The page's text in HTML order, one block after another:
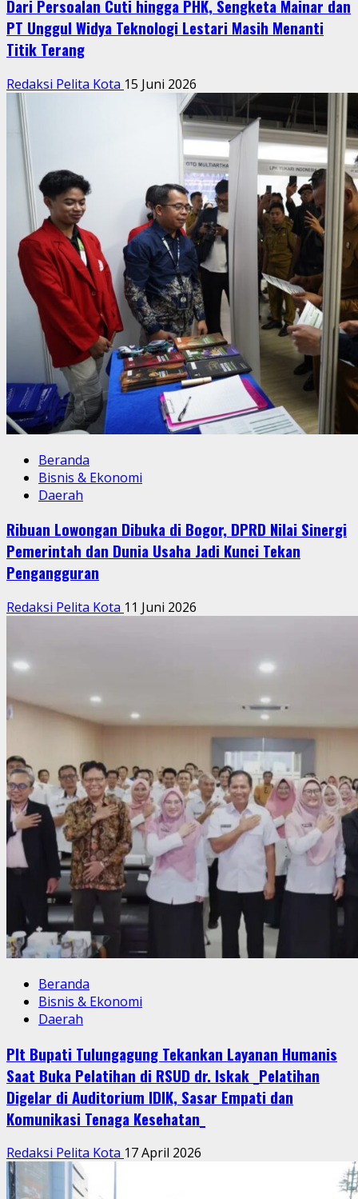
Dari Persoalan Cuti hingga PHK, Sengketa Mainar dan
PT Unggul Widya Teknologi Lestari Masih Menanti
Titik Terang
Redaksi Pelita Kota 15 Juni 2026
Beranda
Bisnis & Ekonomi
Daerah
Ribuan Lowongan Dibuka di Bogor, DPRD Nilai Sinergi
Pemerintah dan Dunia Usaha Jadi Kunci Tekan
Pengangguran
Redaksi Pelita Kota 11 Juni 2026
Beranda
Bisnis & Ekonomi
Daerah
Plt Bupati Tulungagung Tekankan Layanan Humanis
Saat Buka Pelatihan di RSUD dr. Iskak _Pelatihan
Digelar di Auditorium IDIK, Sasar Empati dan
Komunikasi Tenaga Kesehatan_
Redaksi Pelita Kota 17 April 2026